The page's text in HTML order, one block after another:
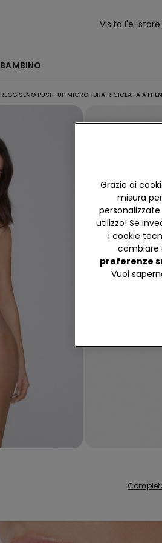
Visita l'e-
BAMBINO
REGGISENO PUSH-UP MICROFIBRA RICICLATA
Grazie ai
misura
utilizzo! Se
i cookie
cambiare
preferenze
Vuoi